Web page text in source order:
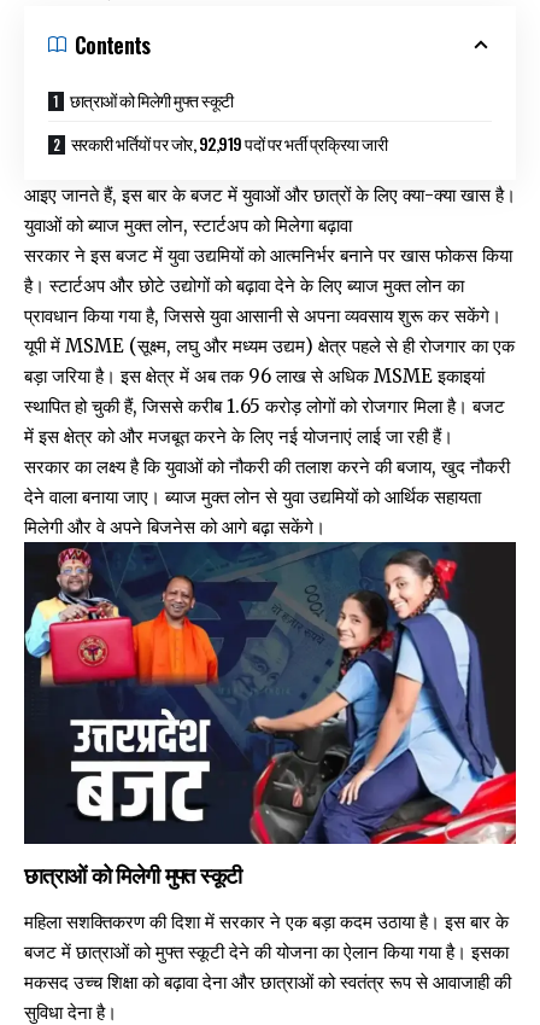
Contents
छात्राओं को मिलेगी मुफ्त स्कूटी
सरकारी भर्तियों पर जोर, 92,919 पदों पर भर्ती प्रक्रिया जारी
आइए जानते हैं, इस बार के बजट में युवाओं और छात्रों के लिए क्या-क्या खास है।
युवाओं को ब्याज मुक्त लोन, स्टार्टअप को मिलेगा बढ़ावा
सरकार ने इस बजट में युवा उद्यमियों को आत्मनिर्भर बनाने पर खास फोकस किया
है। स्टार्टअप और छोटे उद्योगों को बढ़ावा देने के लिए ब्याज मुक्त लोन का
प्रावधान किया गया है, जिससे युवा आसानी से अपना व्यवसाय शुरू कर सकेंगे।
यूपी में MSME (सूक्ष्म, लघु और मध्यम उद्यम) क्षेत्र पहले से ही रोजगार का एक
बड़ा जरिया है। इस क्षेत्र में अब तक 96 लाख से अधिक MSME इकाइयां
स्थापित हो चुकी हैं, जिससे करीब 1.65 करोड़ लोगों को रोजगार मिला है। बजट
में इस क्षेत्र को और मजबूत करने के लिए नई योजनाएं लाई जा रही हैं।
सरकार का लक्ष्य है कि युवाओं को नौकरी की तलाश करने की बजाय, खुद नौकरी
देने वाला बनाया जाए। ब्याज मुक्त लोन से युवा उद्यमियों को आर्थिक सहायता
मिलेगी और वे अपने बिजनेस को आगे बढ़ा सकेंगे।
छात्राओं को मिलेगी मुफ्त स्कूटी
महिला सशक्तिकरण की दिशा में सरकार ने एक बड़ा कदम उठाया है। इस बार के
बजट में छात्राओं को मुफ्त स्कूटी देने की योजना का ऐलान किया गया है। इसका
मकसद उच्च शिक्षा को बढ़ावा देना और छात्राओं को स्वतंत्र रूप से आवाजाही की
सुविधा देना है।